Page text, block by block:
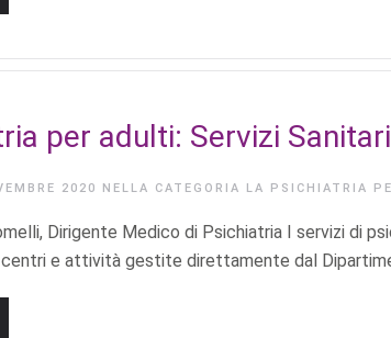
per adulti: Servizi Sanitari
2020 NELLA CATEGORIA LA PSICHIATRIA
Dirigente Medico di Psichiatria I servizi di
e attività gestite direttamente dal